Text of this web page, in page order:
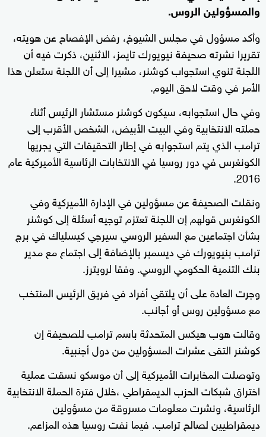
والمسؤولين الروس.
وأكد مسؤول في مجلس الشيوخ، رفض الإفصاح عن هويته،
تقريرا نشرته صحيفة نيويورك تايمز، الاثنين، ذكرت فيه أن
اللجنة تنوي استجواب كوشنر، مشيرا إلى أن اللجنة ستعلن هذا
الأمر في وقت لاحق اليوم.
وفي حال استجوابه، سيكون كوشنر مستشار الرئيس أثناء
حملته الانتخابية وفي البيت الأبيض، الشخص الأقرب إلى
ترامب الذي يتم استجوابه في إطار التحقيقات التي يجريها
الكونغرس في دور روسيا في الانتخابات الرئاسية الأميركية عام
2016.
ونقلت الصحيفة عن مسؤولين في الإدارة الأميركية وفي
الكونغرس قولهم إن اللجنة تعتزم توجيه أسئلة إلى كوشنر
بشأن اجتماعين مع السفير الروسي سيرجي كيسلياك في برج
ترامب بنيويورك في ديسمبر بالإضافة إلى اجتماع مع مدير
بنك التنمية الحكومي الروسي. وفقا لرويترز.
وجرت العادة على أن يلتقي أفراد في فريق الرئيس المنتخب
مع مسؤولين روس أو أجانب.
وقالت هوب هيكس المتحدثة باسم ترامب للصحيفة إن
كوشنر التقى عشرات المسؤولين من دول أجنبية.
وتوصلت المخابرات الأميركية إلى أن موسكو نسقت عملية
اختراق شبكات الحزب الديمقراطي ،خلال فترة الحملة الانتخابية
الرئاسية، ونشرت معلومات مسروقة من مسؤولين
ديمقراطيين لصالح ترامب. فيما نفت روسيا هذه المزاعم.